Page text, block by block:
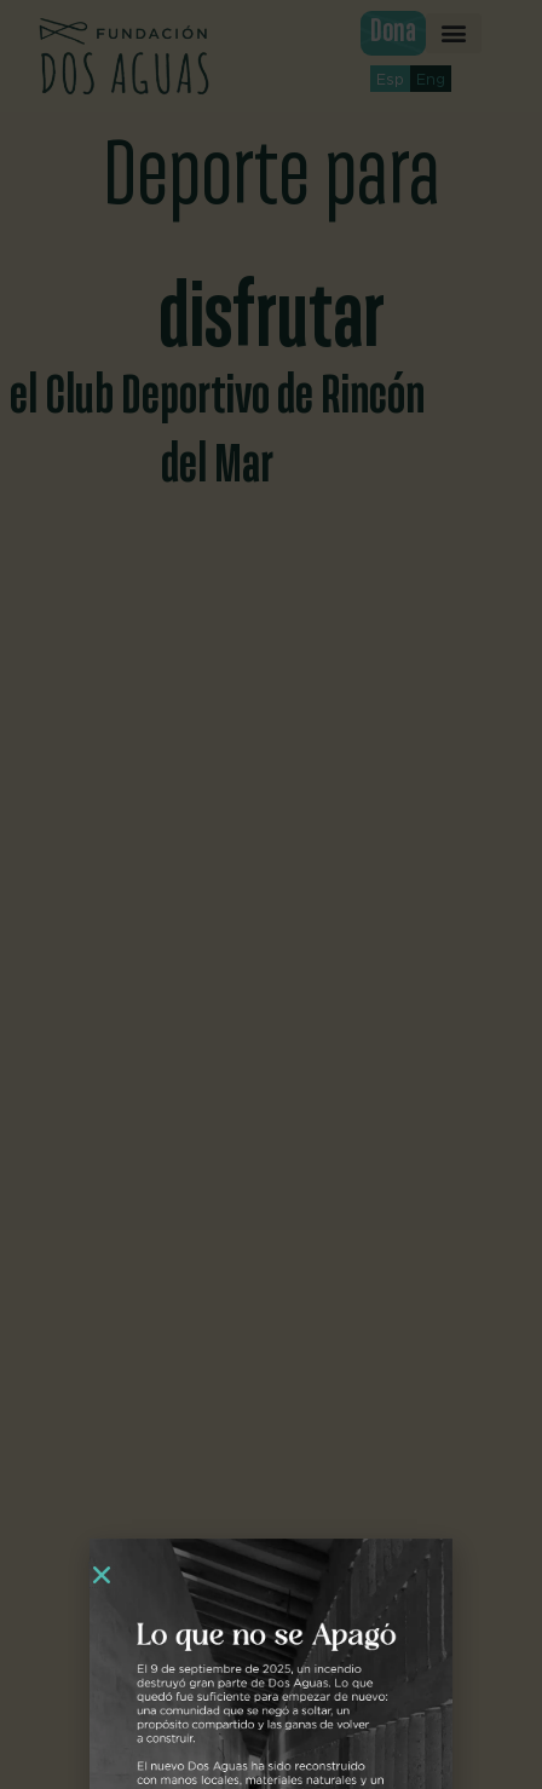
contenido
Dona
Esp Eng
Deporte para
disfrutar
el Club Deportivo de Rincón
del Mar